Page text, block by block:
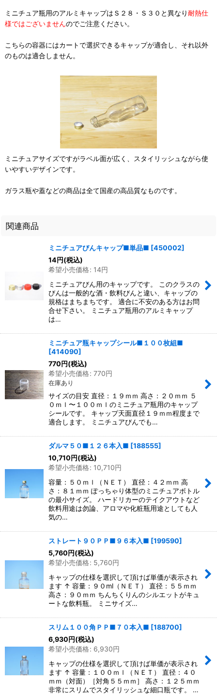
ミニチュア瓶用のアルミキャップはＳ２８・Ｓ３０と異なり耐熱仕
様ではございませんのでご注意ください。
こちらの容器にはカートで選択できるキャップが適合し、それ以外
のものは適合しません。
ミニチュアサイズですがラベル面が広く、スタイリッシュながら使
いやすいデザインです。
ガラス瓶や蓋などの商品は全て国産の高品質なものです。
関連商品
ミニチュアびんキャップ■単品■ [450002]
14円(税込)
希望小売価格: 14円
ミニチュアびん用のキャップです。 このクラスの
びんは一般的な酒・飲料びんと違い、キャップの
規格はまちまちです。 適合に不安のある方はお問
合せ下さい。 ミニチュア瓶用のアルミキャップ
は…
ミニチュア瓶キャップシール■１００枚組■
[414090]
770円(税込)
希望小売価格: 770円
在庫あり
サイズの目安 直径：１９ｍｍ 高さ：２０ｍｍ ５
０ｍｌ〜１００ｍｌのミニチュア瓶用のキャップ
シールです。 キャップ天面直径１９ｍｍ程度まで
適合します。 ミニチュアびんでも…
ダルマ５０■１２６本入■ [188555]
10,710円(税込)
希望小売価格: 10,710円
容量：５０ｍｌ（ＮＥＴ） 直径：４２ｍｍ 高
さ：８１ｍｍ ぽっちゃり体型のミニチュアボトル
の最小サイズ。 ハードリカーのテイクアウトなど
飲料用途は勿論、アロマや化粧瓶用途としても人
気の…
ストレート９０ＰＰ■９６本入■ [199590]
5,760円(税込)
希望小売価格: 5,760円
キャップの仕様を選択して頂けば単価が表示され
ます ↑ 容量：９０ml（ＮＥＴ） 直径：５５ｍｍ
高さ：９０ｍｍ ちんちくりんのシルエットがキュ
ートな飲料瓶。 ミニサイズ…
スリム１００角ＰＰ■７０本入■ [188700]
6,930円(税込)
希望小売価格: 6,930円
キャップの仕様を選択して頂けば単価が表示され
ます ↑ 容量：１００ｍｌ（ＮＥＴ） 直径：４０
ｍｍ（対面）［対角５５ｍｍ］ 高さ：１２５ｍｍ
非常にスリムでスタイリッシュな細口瓶です。 …